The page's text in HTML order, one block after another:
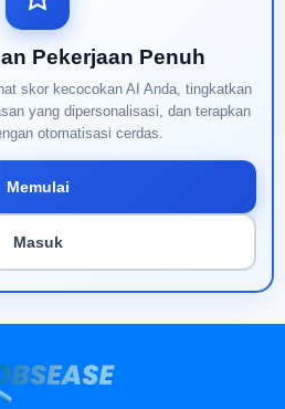
Pekerjaan Penuh
skor kecocokan AI Anda, tingkatkan
yang dipersonalisasi, dan terapkan
otomatisasi cerdas.
Memulai
Masuk